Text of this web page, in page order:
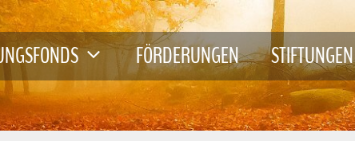
FÖRDERUNGEN STIFTUNGEN